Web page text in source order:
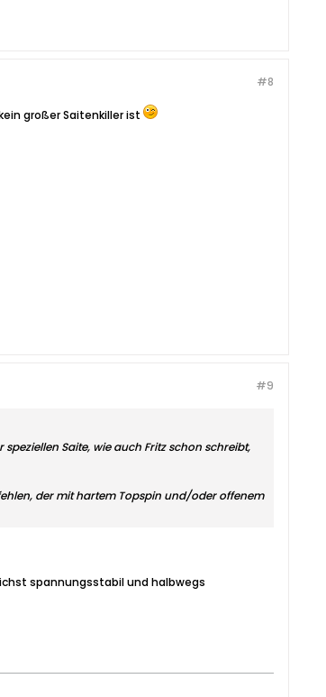
#8
großer Saitenkiller ist
#9
Saite, wie auch Fritz schon schreibt,
der mit hartem Topspin und/oder offenem
spannungsstabil und halbwegs